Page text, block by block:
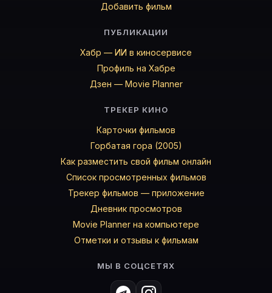
Добавить фильм
ПУБЛИКАЦИИ
Хабр — ИИ в киносервисе
Профиль на Хабре
Дзен — Movie Planner
ТРЕКЕР КИНО
Карточки фильмов
Горбатая гора (2005)
Как разместить свой фильм онлайн
Список просмотренных фильмов
Трекер фильмов — приложение
Дневник просмотров
Movie Planner на компьютере
Отметки и отзывы к фильмам
МЫ В СОЦСЕТЯХ